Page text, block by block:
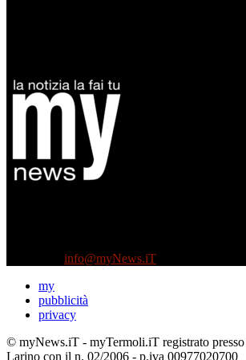
info@myNews.iT
my
pubblicità
privacy
© myNews.iT - myTermoli.iT registrato
Larino con il n. 02/2006 - p.iva 00977020700